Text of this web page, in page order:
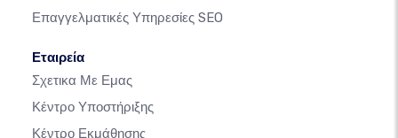
Επαγγελματικές Υπηρεσίες SEO
Εταιρεία
Σχετικα Με Εμας
Κέντρο Υποστήριξης
Κέντρο Εκμάθησης